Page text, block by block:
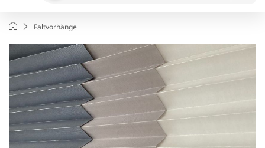
durchsuchen
StartseiteFaltvorhänge